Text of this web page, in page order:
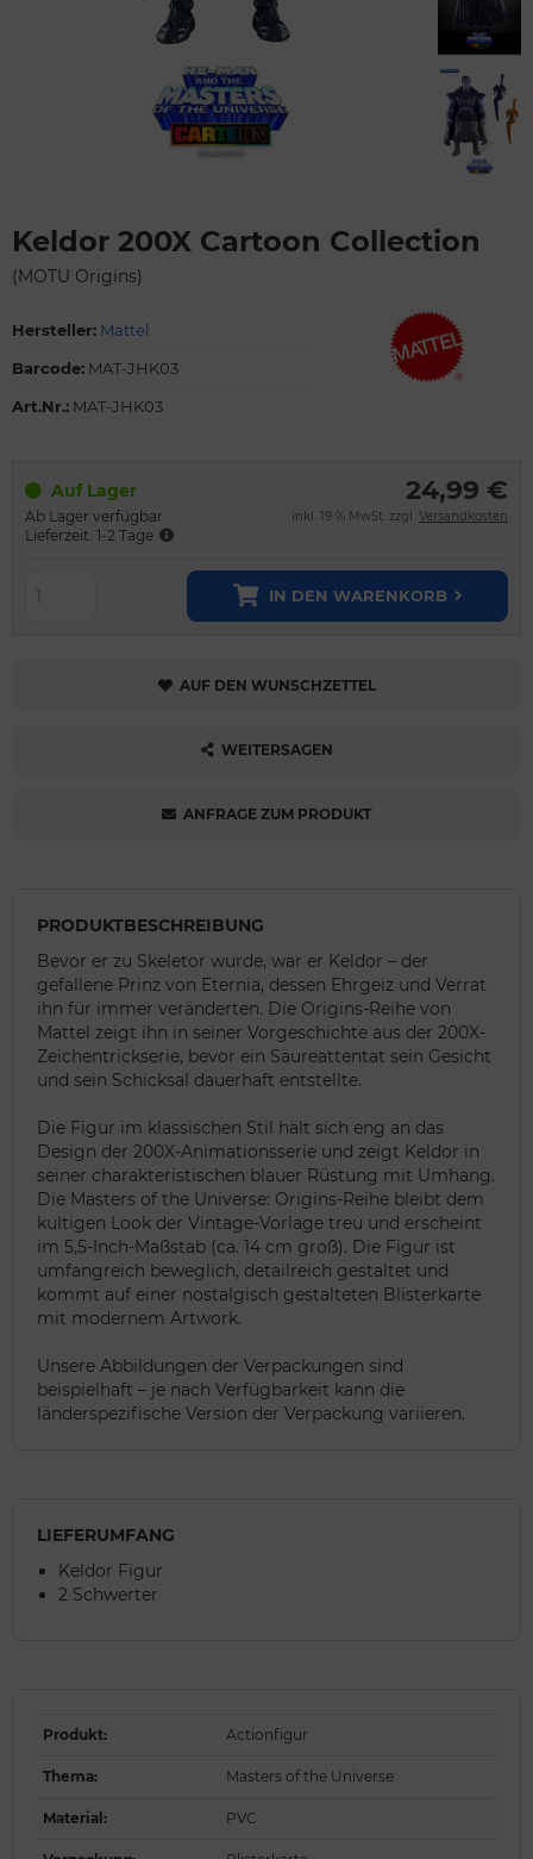
Keldor 200X Cartoon Collection
(MOTU Origins)
Hersteller: Mattel
Barcode: MAT-JHK03
Art.Nr.: MAT-JHK03
Auf Lager
Ab Lager verfügbar
Lieferzeit: 1-2 Tage
24,99 €
inkl. 19 % MwSt. zzgl. Versandkosten
IN DEN WARENKORB
AUF DEN WUNSCHZETTEL
WEITERSAGEN
ANFRAGE ZUM PRODUKT
PRODUKTBESCHREIBUNG
Bevor er zu Skeletor wurde, war er Keldor – der
gefallene Prinz von Eternia, dessen Ehrgeiz und Verrat
ihn für immer veränderten. Die Origins-Reihe von
Mattel zeigt ihn in seiner Vorgeschichte aus der 200X-
Zeichentrickserie, bevor ein Säureattentat sein Gesicht
und sein Schicksal dauerhaft entstellte.
Die Figur im klassischen Stil hält sich eng an das
Design der 200X-Animationsserie und zeigt Keldor in
seiner charakteristischen blauer Rüstung mit Umhang.
Die Masters of the Universe: Origins-Reihe bleibt dem
kultigen Look der Vintage-Vorlage treu und erscheint
im 5,5-Inch-Maßstab (ca. 14 cm groß). Die Figur ist
umfangreich beweglich, detailreich gestaltet und
kommt auf einer nostalgisch gestalteten Blisterkarte
mit modernem Artwork.
Unsere Abbildungen der Verpackungen sind
beispielhaft – je nach Verfügbarkeit kann die
länderspezifische Version der Verpackung variieren.
LIEFERUMFANG
Keldor Figur
2 Schwerter
Produkt: Actionfigur
Thema: Masters of the Universe
Material: PVC